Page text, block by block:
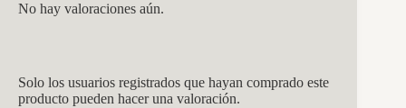
No hay valoraciones aún.
Solo los usuarios registrados que hayan comprado este
producto pueden hacer una valoración.